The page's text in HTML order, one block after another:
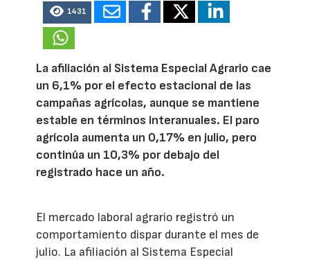
1431
La afiliación al Sistema Especial Agrario cae
un 6,1% por el efecto estacional de las
campañas agrícolas, aunque se mantiene
estable en términos interanuales. El paro
agrícola aumenta un 0,17% en julio, pero
continúa un 10,3% por debajo del
registrado hace un año.
El mercado laboral agrario registró un
comportamiento dispar durante el mes de
julio. La afiliación al Sistema Especial